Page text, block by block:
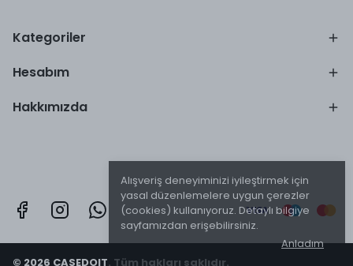
Alışveriş deneyiminizi iyileştirmek için
yasal düzenlemelere uygun çerezler
(cookies) kullanıyoruz. Detaylı bilgiye
sayfamızdan erişebilirsiniz.
Anladım
Kategoriler
Hesabım
Hakkımızda
© 2026 CASEDOIT. Tüm hakları saklıdır.